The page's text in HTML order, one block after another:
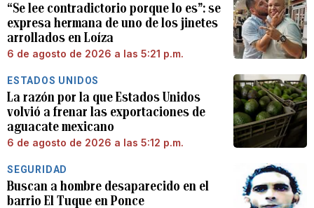
“Se lee contradictorio porque lo es”: se
expresa hermana de uno de los jinetes
arrollados en Loíza
6 de agosto de 2026 a las 5:21 p.m.
ESTADOS UNIDOS
La razón por la que Estados Unidos
volvió a frenar las exportaciones de
aguacate mexicano
6 de agosto de 2026 a las 5:12 p.m.
SEGURIDAD
Buscan a hombre desaparecido en el
barrio El Tuque en Ponce